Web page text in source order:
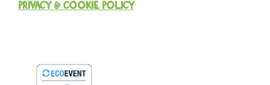
PRIVACY & COOKIE POLICY